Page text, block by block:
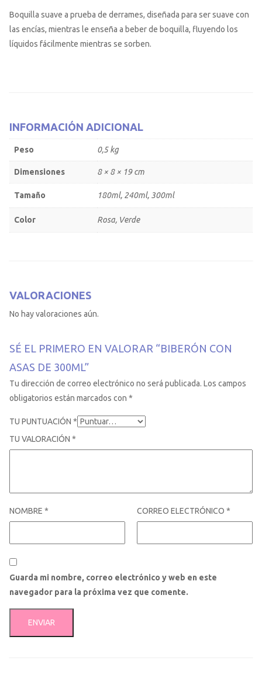
Boquilla suave a prueba de derrames, diseñada para ser suave con
las encías, mientras le enseña a beber de boquilla, fluyendo los
líquidos fácilmente mientras se sorben.
INFORMACIÓN ADICIONAL
Peso 0,5 kg
Dimensiones 8 × 8 × 19 cm
Tamaño 180ml, 240ml, 300ml
Color Rosa, Verde
VALORACIONES
No hay valoraciones aún.
SÉ EL PRIMERO EN VALORAR “BIBERÓN CON
ASAS DE 300ML”
Tu dirección de correo electrónico no será publicada. Los campos
obligatorios están marcados con *
TU PUNTUACIÓN *
TU VALORACIÓN *
NOMBRE * CORREO ELECTRÓNICO *
Guarda mi nombre, correo electrónico y web en este
navegador para la próxima vez que comente.